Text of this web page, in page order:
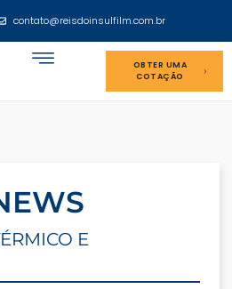
contato@reisdoinsulfilm.com.br
OBTER UMA
COTAÇÃO
E